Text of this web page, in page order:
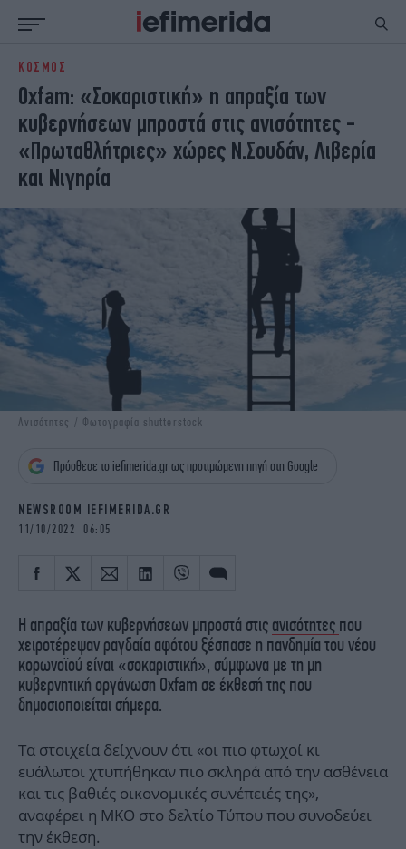
ΕΙΔΗΣΕΙΣ
NON PAPER
ΕΛΛΑΔΑ
ΟΙΚΟΝΟΜΙΑ
ΚΟΣΜΟΣ
ΠΟΛΙΤΙΣΜΟΣ
ΠΑΝΕΛΛΗΝΙΕΣ
ΖΩΗ
ΓΥΝΑΙΚΑ
ENGLISH EDITION
STORIES
ΕΚΛΟΓΕΣ
TRAVEL
ΤΕΧΝΟΛΟΓΙΑ
ΥΓΕΙΑ
DESIGN
ΟΛΥΜΠΙΑΚΟΙ ΑΓΩΝΕΣ
EURO
GREEN
PODCAST
iAUTOKINITO
iGASTRONOMIE
iBOOKS
ΖΩΔΙΑ
MEDIA
ELAMEFORA
NEWSLETTER
ΚΟΣΜΟΣ
Oxfam: «Σοκαριστική» η απραξία των
κυβερνήσεων μπροστά στις ανισότητες -
«Πρωταθλήτριες» χώρες Ν.Σουδάν, Λιβερία
και Νιγηρία
Ανισότητες / Φωτογραφία shutterstock
Πρόσθεσε το iefimerida.gr ως προτιμώμενη πηγή στη Google
NEWSROOM IEFIMERIDA.GR
11/10/2022 06:05
Η απραξία των κυβερνήσεων μπροστά στις ανισότητες που
χειροτέρεψαν ραγδαία αφότου ξέσπασε η πανδημία του νέου
κορωνοϊού είναι «σοκαριστική», σύμφωνα με τη μη
κυβερνητική οργάνωση Oxfam σε έκθεσή της που
δημοσιοποιείται σήμερα.
Τα στοιχεία δείχνουν ότι «οι πιο φτωχοί κι
ευάλωτοι χτυπήθηκαν πιο σκληρά από την ασθένεια
και τις βαθιές οικονομικές συνέπειές της»,
αναφέρει η ΜΚΟ στο δελτίο Τύπου που συνοδεύει
την έκθεση.